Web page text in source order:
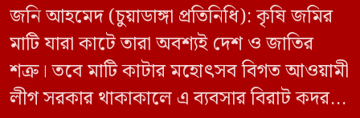
জনি আহমেদ (চুয়াডাঙ্গা প্রতিনিধি): কৃষি জমির
মাটি যারা কাটে তারা অবশ্যই দেশ ও জাতির
শত্রু। তবে মাটি কাটার মহোৎসব বিগত আওয়ামী
লীগ সরকার থাকাকালে এ ব্যবসার বিরাট কদর